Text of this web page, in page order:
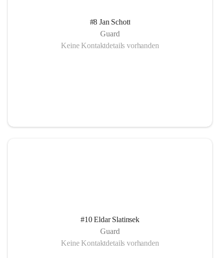
#8 Jan Schott
Guard
Keine Kontaktdetails vorhanden
#10 Eldar Slatinsek
Guard
Keine Kontaktdetails vorhanden